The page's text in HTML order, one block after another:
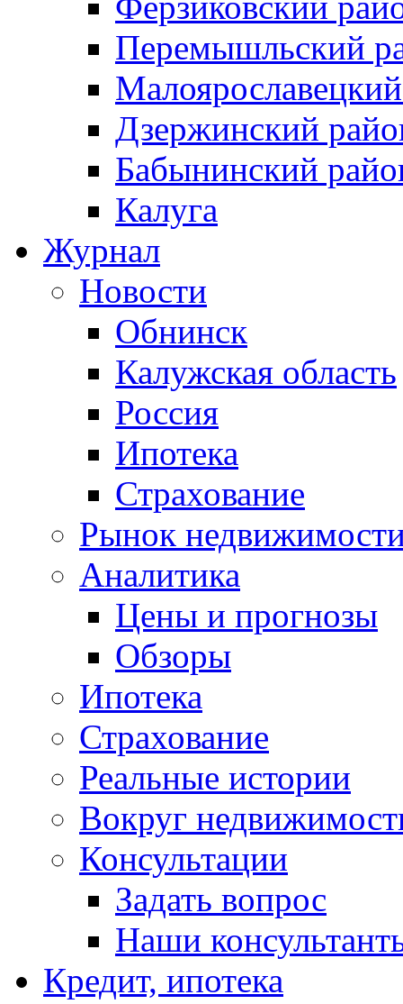
Перемышльский
Дзержинский
Бабынинский
Калуга
Журнал
Новости
Обнинск
Калужская область
Россия
Ипотека
Страхование
Рынок
Аналитика
Цены и прогнозы
Обзоры
Ипотека
Страхование
Реальные истории
Вокруг
Консультации
Задать вопрос
Наши
Кредит, ипотека